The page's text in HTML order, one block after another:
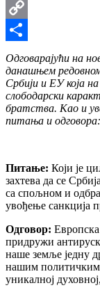
Email
Copy
Link
Share
Одговарајући на
данашњем
Србији и ЕУ која
слободарски
братства. Као и
питања и одговора:
Питање: Који је
захтева да се
са спољном и
увођење санкција
Одговор:
придружи
наше земље једну
нашим политичким
уникалној